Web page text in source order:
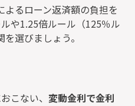
るローン返済額の負担を
や1.25倍ルール（125％ル
選びましょう。
こない、 変動金利で金利